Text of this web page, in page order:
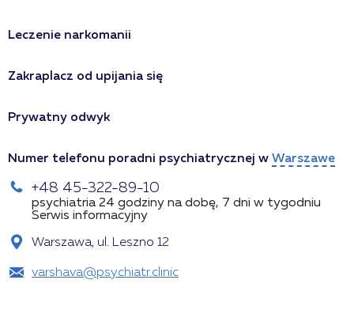
Leczenie narkomanii
Zakraplacz od upijania się
Prywatny odwyk
Numer telefonu poradni psychiatrycznej w Warszawe
+48 45-322-89-10
psychiatria 24 godziny na dobę, 7 dni w tygodniu
Serwis informacyjny
Warszawa, ul. Leszno 12
varshava@psychiatr.clinic